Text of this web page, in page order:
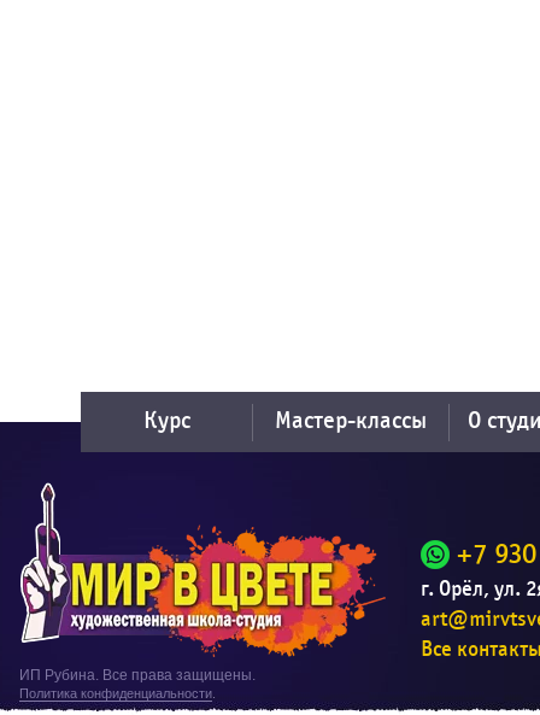
Курс Мастер-классы О
ИП Рубина. Все права защищены.
Политика конфиденциальности.
+7
г. Орёл, ул.
Все